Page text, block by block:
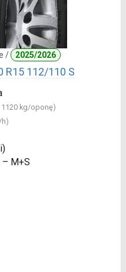
/ 2025/2026
R15 112/110 S
1120 kg/oponę)
h)
– M+S